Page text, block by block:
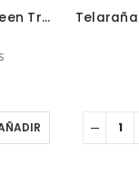
Abanicos Halloween Truco o Trato